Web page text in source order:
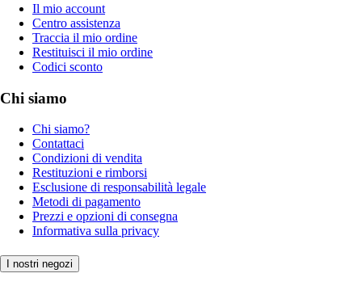
Il mio account
Centro assistenza
Traccia il mio ordine
Restituisci il mio ordine
Codici sconto
Chi siamo
Chi siamo?
Contattaci
Condizioni di vendita
Restituzioni e rimborsi
Esclusione di responsabilità legale
Metodi di pagamento
Prezzi e opzioni di consegna
Informativa sulla privacy
I nostri negozi